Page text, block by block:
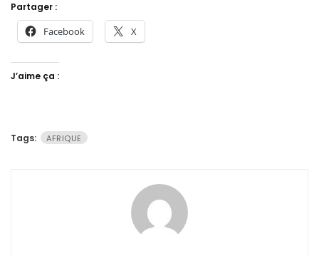
Partager :
Facebook X
J’aime ça :
Tags: AFRIQUE